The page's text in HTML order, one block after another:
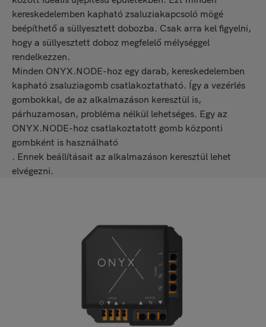
kereskedelemben kapható zsaluziakapcsoló mögé
beépíthető a süllyesztett dobozba. Csak arra kel figyelni,
hogy a süllyesztett doboz megfelelő mélységgel
rendelkezzen.
Minden ONYX.NODE-hoz egy darab, kereskedelemben
kapható zsaluziagomb csatlakoztatható. Így a vezérlés
gombokkal, de az alkalmazáson keresztül is,
párhuzamosan, probléma nélkül lehetséges. Egy az
ONYX.NODE-hoz csatlakoztatott gomb központi
gombként is használható
. Ennek beállításait az alkalmazáson keresztül lehet
elvégezni.